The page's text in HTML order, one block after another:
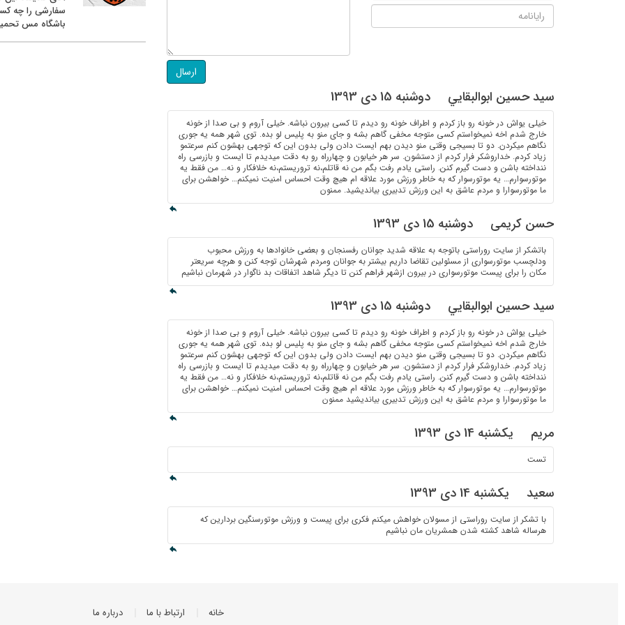
ارسال
سيد حسين ابوالبقايي دوشنبه 15 دی 1393
خیلی یواش در خونه رو باز کردم و اطراف خونه رو دیدم تا کسی بیرون نباشه. خیلی آروم و بی صدا از خونه
خارج شدم اخه نمیخواستم کسی متوجه مخفی گاهم بشه و جای منو به پلیس لو بده. توی شهر همه یه جوری
نگاهم میکردن. دو تا بسیجی وقتی منو دیدن بهم ایست دادن ولی بدون این که توجهی بهشون کنم سرعتمو
زیاد کردم. خداروشکر فرار کردم از دستشون. سر هر خیابون و چهارراه رو به دقت میدیدم تا ایست و بازرسی راه
ننداخته باشن و دست گیرم کنن. راستی یادم رفت بگم من نه قاتلم،نه تروریستم،نه خلافکار و نه… من فقط یه
موتورسوارم… یه موتورسوار که به خاطر ورزش مورد علاقه ام هیچ وقت احساس امنیت نمیکنم… خواهشن برای
ما موتورسوارا و مردم عاشق به این ورزش تدبیری بیاندیشید. ممنون
حسن کریمی دوشنبه 15 دی 1393
باتشکر از سایت روراستی باتوجه به علاقه شدید جوانان رفسنجان و بعضی خانوادها به ورزش محبوب
ودلچسب موتورسواری از مسئولین تقاضا داریم بیشتر به جوانان ومردم شهرشان توجه کنن و هرچه سریعتر
مکان را برای پیست موتورسواری در بیرون ازشهر فراهم کنن تا دیگر شاهد اتفاقات بد ناگوار در شهرمان نباشیم
سيد حسين ابوالبقايي دوشنبه 15 دی 1393
خیلی یواش در خونه رو باز کردم و اطراف خونه رو دیدم تا کسی بیرون نباشه. خیلی آروم و بی صدا از خونه
خارج شدم اخه نمیخواستم کسی متوجه مخفی گاهم بشه و جای منو به پلیس لو بده. توی شهر همه یه جوری
نگاهم میکردن. دو تا بسیجی وقتی منو دیدن بهم ایست دادن ولی بدون این که توجهی بهشون کنم سرعتمو
زیاد کردم. خداروشکر فرار کردم از دستشون. سر هر خیابون و چهارراه رو به دقت میدیدم تا ایست و بازرسی راه
ننداخته باشن و دست گیرم کنن. راستی یادم رفت بگم من نه قاتلم،نه تروریستم،نه خلافکار و نه… من فقط یه
موتورسوارم… یه موتورسوار که به خاطر ورزش مورد علاقه ام هیچ وقت احساس امنیت نمیکنم… خواهشن برای
ما موتورسوارا و مردم عاشق به این ورزش تدبیری بیاندیشید ممنون
مریم یکشنبه 14 دی 1393
تست
سعید یکشنبه 14 دی 1393
با تشکر از سایت روراستی از مسولان خواهش میکنم فکری برای پیست و ورزش موتورسنگین بردارین که
هرساله شاهد کشته شدن همشریان مان نباشیم
سفارشی را چه
باشگاه مس
خانه ارتباط با ما درباره ما